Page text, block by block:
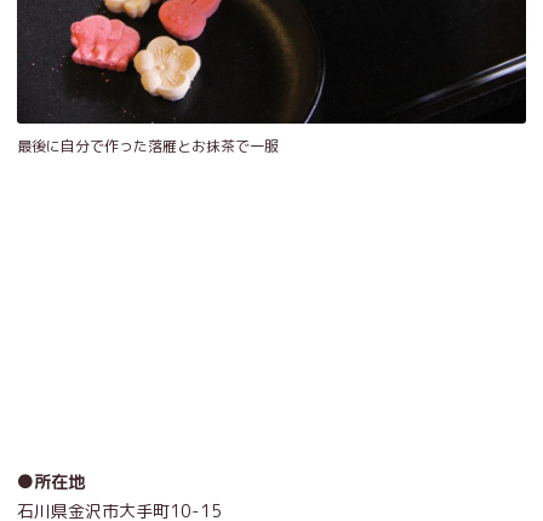
最後に自分で作った落雁とお抹茶で一服
●所在地
石川県金沢市大手町10-15